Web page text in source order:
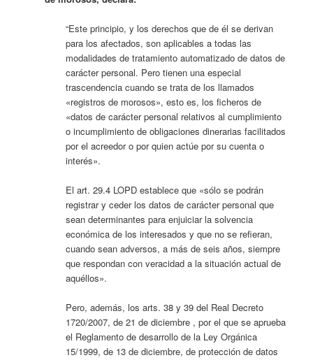
“Este principio, y los derechos que de él se derivan
para los afectados, son aplicables a todas las
modalidades de tratamiento automatizado de datos de
carácter personal. Pero tienen una especial
trascendencia cuando se trata de los llamados
«registros de morosos», esto es, los ficheros de
«datos de carácter personal relativos al cumplimiento
o incumplimiento de obligaciones dinerarias facilitados
por el acreedor o por quien actúe por su cuenta o
interés».
El art. 29.4 LOPD establece que «sólo se podrán
registrar y ceder los datos de carácter personal que
sean determinantes para enjuiciar la solvencia
económica de los interesados y que no se refieran,
cuando sean adversos, a más de seis años, siempre
que respondan con veracidad a la situación actual de
aquéllos».
Pero, además, los arts. 38 y 39 del Real Decreto
1720/2007, de 21 de diciembre , por el que se aprueba
el Reglamento de desarrollo de la Ley Orgánica
15/1999, de 13 de diciembre, de protección de datos